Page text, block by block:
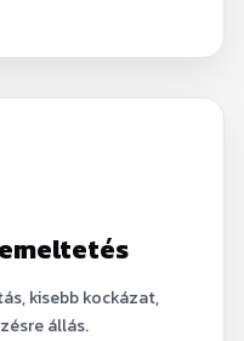
kisebb kockázat,
állás.